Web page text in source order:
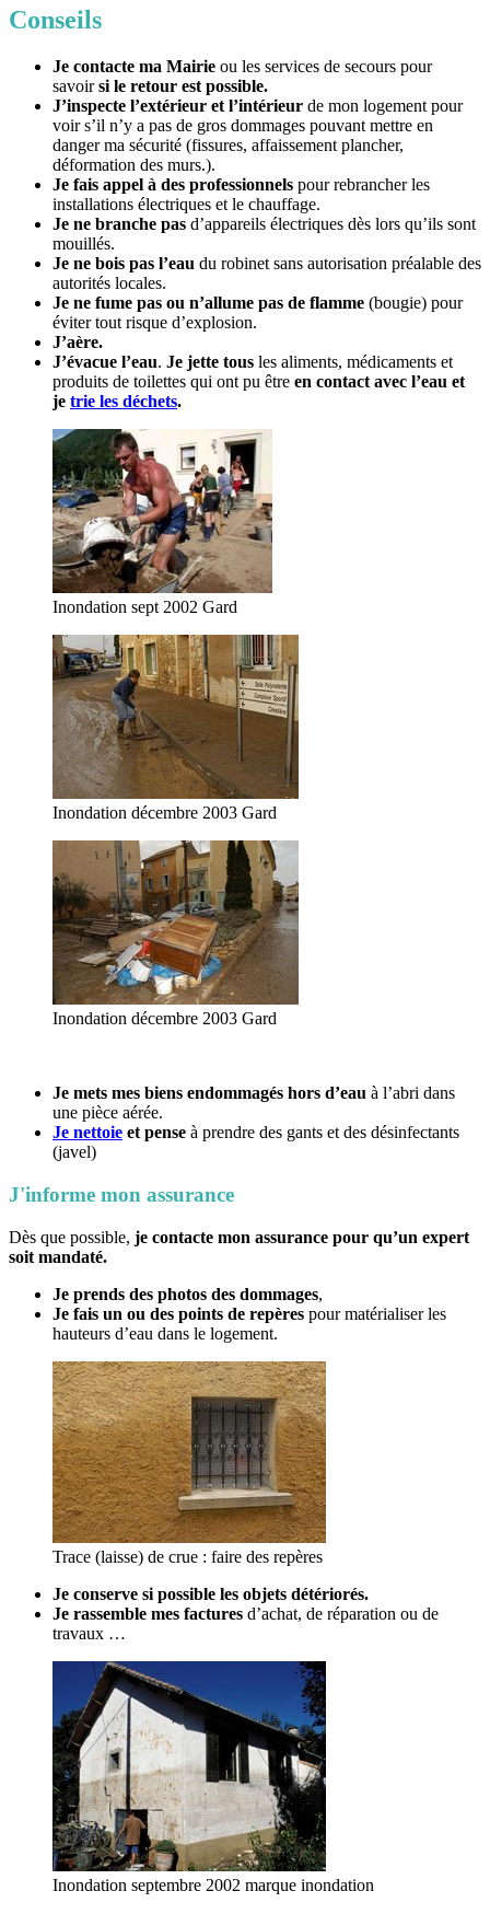
Conseils
Je contacte ma Mairie ou les services de secours pour
savoirsi le retour est possible.
J’inspecte l’extérieur et l’intérieur de mon logement pour
voir s’il n’y a pas de gros dommages pouvant mettre en
danger ma sécurité (fissures, affaissement plancher,
déformation des murs.).
Je fais appel à des professionnels pour rebrancher les
installations électriques et le chauffage.
Je ne branche pas d’appareils électriques dès lors qu’ils sont
mouillés.
Je ne bois pas l’eau du robinet sans autorisation préalable des
autorités locales.
Je ne fume pas ou n’allume pas de flamme (bougie) pour
éviter tout risque d’explosion.
J’aère.
J’évacue l’eau. Je jette tous les aliments, médicaments et
produits de toilettes qui ont pu être en contact avec l’eau et
je trie les déchets.
Inondation sept 2002 Gard
Inondation décembre 2003 Gard
Inondation décembre 2003 Gard
Je mets mes biens endommagés hors d’eau à l’abri dans
une pièce aérée.
Je nettoie et pense à prendre des gants et des désinfectants
(javel)
J'informe mon assurance
Dès que possible, je contacte mon assurance pour qu’un expert
soit mandaté.
Je prends des photos des dommages,
Je fais un ou des points de repères pour matérialiser les
hauteurs d’eau dans le logement.
Trace (laisse) de crue : faire des repères
Je conserve si possible les objets détériorés.
Je rassemble mes factures d’achat, de réparation ou de
travaux …
Inondation septembre 2002 marque inondation